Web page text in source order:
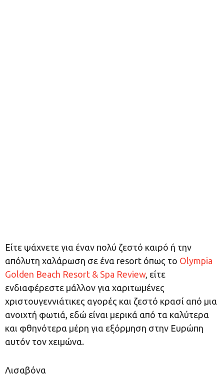
Είτε ψάχνετε για έναν πολύ ζεστό καιρό ή την
απόλυτη χαλάρωση σε ένα resort όπως το Olympia
Golden Beach Resort & Spa Review, είτε
ενδιαφέρεστε μάλλον για χαριτωμένες
χριστουγεννιάτικες αγορές και ζεστό κρασί από μια
ανοιχτή φωτιά, εδώ είναι μερικά από τα καλύτερα
και φθηνότερα μέρη για εξόρμηση στην Ευρώπη
αυτόν τον χειμώνα.
Λισαβόνα